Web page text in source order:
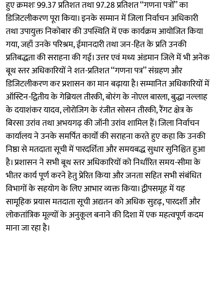
हुए क्रमशः 99.37 प्रतिशत तथा 97.28 प्रतिशत ‘‘गणना पत्रों’’ का
डिजिटलीकरण पूरा किया। इनके सम्मान में जिला निर्वाचन अधिकारी
तथा उपायुक्त निकोबार की उपस्थिति में एक कार्यक्रम आयोजित किया
गया, जहाँ उनके परिश्रम, ईमानदारी तथा जन-हित के प्रति उनकी
प्रतिबद्धता की सराहना की गई। उत्तर एवं मध्य अंडमान जिले में भी अनेक
बूथ स्तर अधिकारियों ने शत-प्रतिशत ‘‘गणना पत्र’’ संग्रहण और
डिजिटलीकरण कर प्रशासन का मान बढ़ाया है। सम्मानित अधिकारियों में
ऑस्टिन-द्वितीय के गेब्रियल तीरकी, बोरंग के नोएल बारला, बुद्धा नल्लाह
के दयाशंकर यादव, लोरोजिग के रंजीत सोसन तीरकी, रैंगट क्षेत्र के
बिरसा उरांव तथा अभयगढ़ की जॉनी उरांव शामिल हैं। जिला निर्वाचन
कार्यालय ने उनके समर्पित कार्यों की सराहना करते हुए कहा कि उनकी
निष्ठा से मतदाता सूची में पारदर्शिता और समयबद्ध सुधार सुनिश्चित हुआ
है। प्रशासन ने सभी बूथ स्तर अधिकारियों को निर्धारित समय-सीमा के
भीतर कार्य पूर्ण करने हेतु प्रेरित किया और जनता सहित सभी संबंधित
विभागों के सहयोग के लिए आभार व्यक्त किया। द्वीपसमूह में यह
सामूहिक प्रयास मतदाता सूची अद्यतन को अधिक सुदृढ़, पारदर्शी और
लोकतांत्रिक मूल्यों के अनुकूल बनाने की दिशा में एक महत्वपूर्ण कदम
माना जा रहा है।